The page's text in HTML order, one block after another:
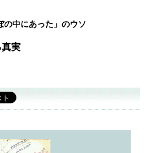
の中にあった」のウソ
実